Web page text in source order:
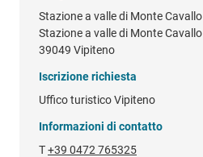
Stazione a valle di Monte Cavallo
Stazione a valle di Monte Cavallo
39049 Vipiteno
Iscrizione richiesta
Uffico turistico Vipiteno
Informazioni di contatto
T+39 0472 765325